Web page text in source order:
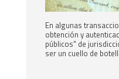
En algunas
obtención y
públicos" de
ser un cuello de